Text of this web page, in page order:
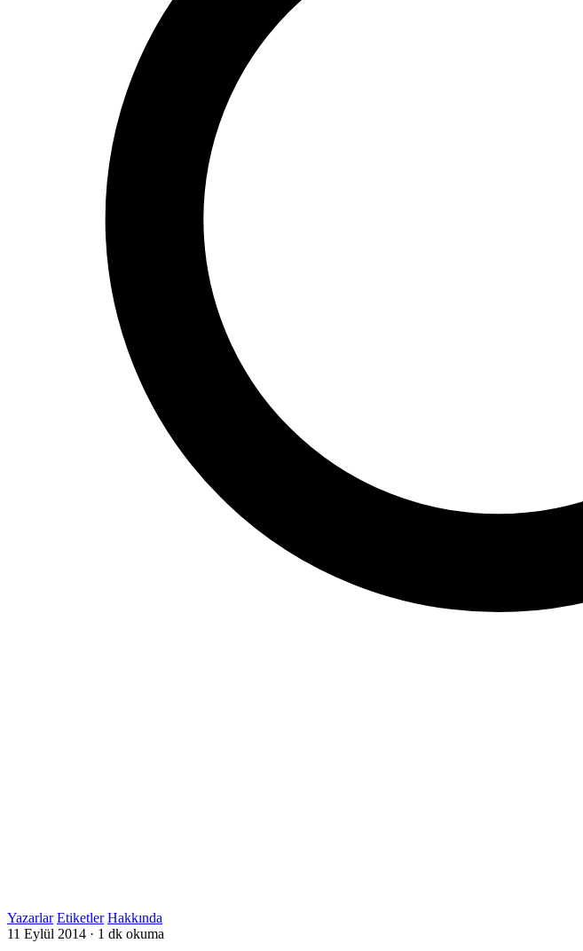
Yazarlar Etiketler Hakkında
11 Eylül 2014 · 1 dk okuma